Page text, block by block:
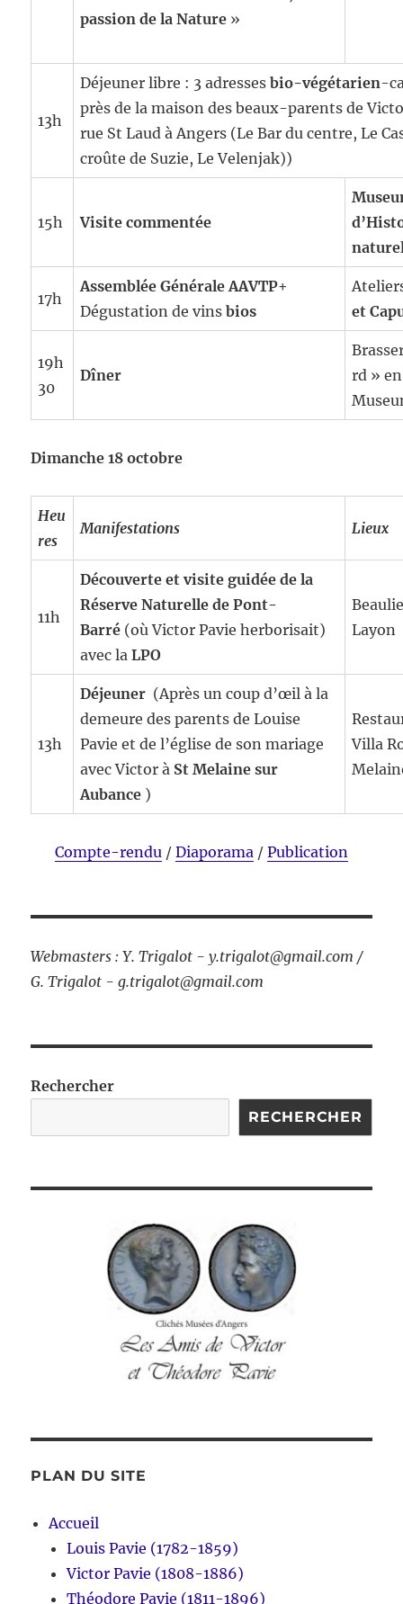
passion de la Nature »
13h
Déjeuner libre : 3 adressesbio-végétarien-
près de la maison des beaux-parents de
rue St Laud à Angers (Le Bar du centre, Le
croûte de Suzie, Le Velenjak))
15h Visite commentée
17h
Assemblée Générale AAVTP+
Dégustation de vinsbios
et
19h
30
Dîner
rd »
Dimanche 18 octobre
Heu
res
Manifestations Lieux
11h
Découverte et visite guidée de la
Réserve Naturelle de Pont-
Barré (où Victor Pavie herborisait)
avec laLPO
Layon
13h
Déjeuner (Après un coup d’œil à la
demeure des parents de Louise
Pavie et de l’église de son mariage
avec Victor à St Melaine sur
Aubance )
Villa
Compte-rendu / Diaporama / Publication
Webmasters : Y. Trigalot - y.trigalot@gmail.com /
G. Trigalot - g.trigalot@gmail.com
Rechercher
RECHERCHER
PLAN DU SITE
Accueil
Louis Pavie (1782-1859)
Victor Pavie (1808-1886)
Théodore Pavie (1811-1896)